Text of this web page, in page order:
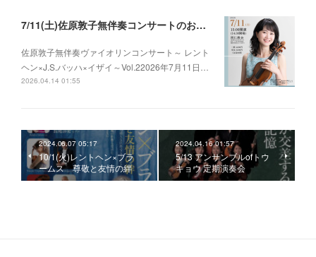
7/11(土)佐原敦子無伴奏コンサートのお知らせ
佐原敦子無伴奏ヴァイオリンコンサート～ レント
ヘン×J.S.バッハ×イザイ～Vol.22026年7月11日…
2026.04.14 01:55
2024.06.07 05:17
10/1(火)レントヘン×ブラ
ームス 尊敬と友情の絆
2024.04.16 01:57
5/13 アンサンブルofトウ
キョウ 定期演奏会